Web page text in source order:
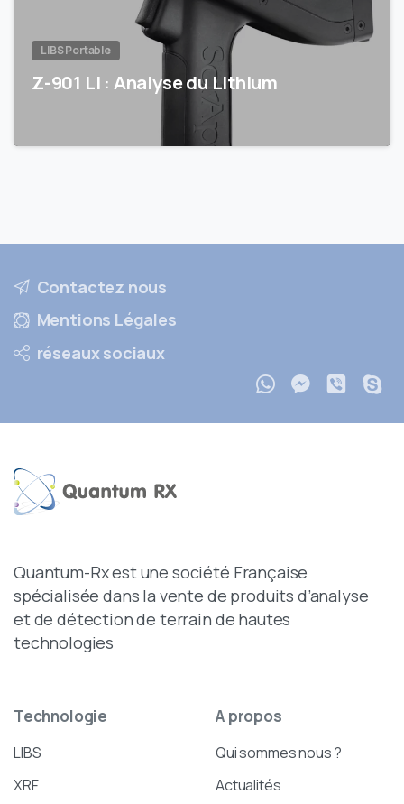
LIBS Portable
Z-901 Li : Analyse du Lithium
Contactez nous
Mentions Légales
réseaux sociaux
Quantum-Rx est une société Française
spécialisée dans la vente de produits d’analyse
et de détection de terrain de hautes
technologies
Technologie
LIBS
XRF
A propos
Qui sommes nous ?
Actualités